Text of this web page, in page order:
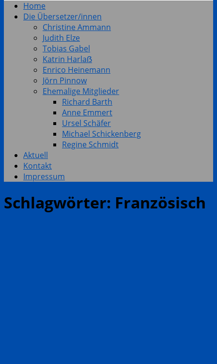
Home
Die Übersetzer/innen
Christine Ammann
Judith Elze
Tobias Gabel
Katrin Harlaẞ
Enrico Heinemann
Jörn Pinnow
Ehemalige Mitglieder
Richard Barth
Anne Emmert
Ursel Schäfer
Michael Schickenberg
Regine Schmidt
Aktuell
Kontakt
Impressum
Schlagwörter: Französisch